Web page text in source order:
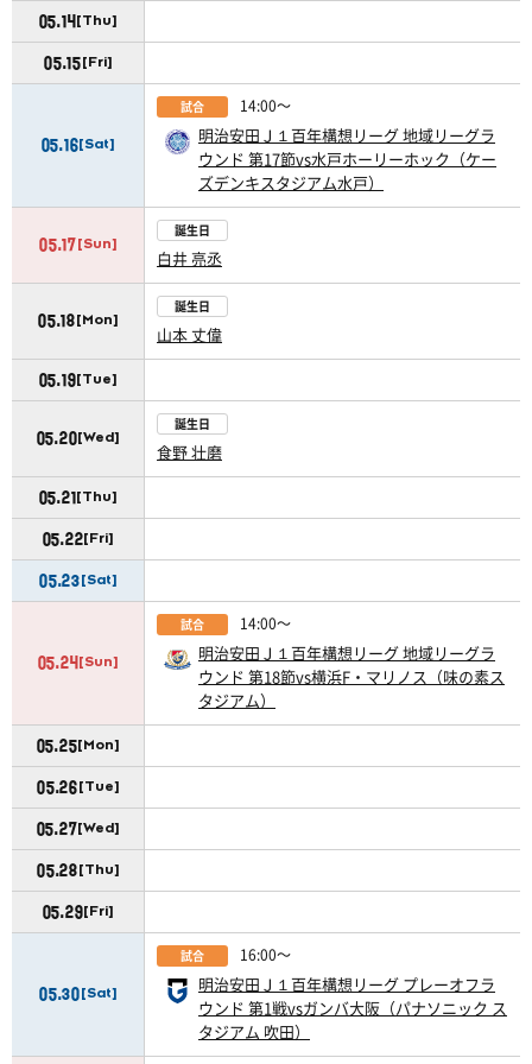
05.14 [Thu]
05.15[Fri]
05.16[Sat]
試合 14:00〜
明治安田Ｊ１百年構想リーグ 地域リーグラ
ウンド 第17節vs水戸ホーリーホック（ケー
ズデンキスタジアム水戸）
05.17[Sun]
誕生日
白井 亮丞
05.18[Mon]
誕生日
山本 丈偉
05.19[Tue]
05.20[Wed]
誕生日
食野 壮磨
05.21[Thu]
05.22[Fri]
05.23[Sat]
05.24 [Sun]
試合 14:00〜
明治安田Ｊ１百年構想リーグ 地域リーグラ
ウンド 第18節vs横浜F・マリノス（味の素ス
タジアム）
05.25[Mon]
05.26[Tue]
05.27[Wed]
05.28[Thu]
05.29[Fri]
05.30[Sat]
試合 16:00〜
明治安田Ｊ１百年構想リーグ プレーオフラ
ウンド 第1戦vsガンバ大阪（パナソニック ス
タジアム 吹田）